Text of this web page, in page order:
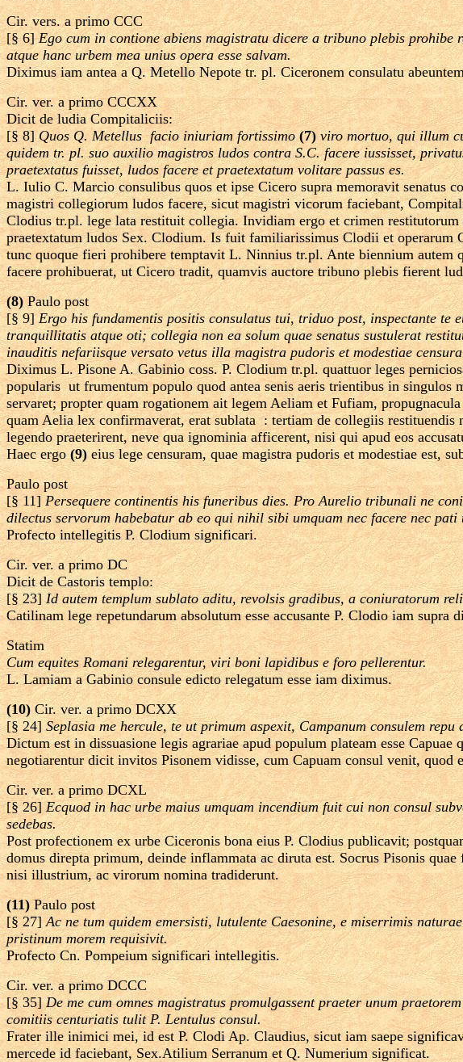
Cir. vers. a primo CCC
[§ 6]Ego cum in contione abiens magistratu dicere a tribuno plebis
atque hanc urbem mea unius opera esse salvam.
Diximus iam antea a Q. Metello Nepote tr. pl. Ciceronem consulatu
Cir. ver. a primo CCCXX
Dicit de ludia Compitaliciis:
[§ 8]Quos Q. Metellus ­ facio iniuriam fortissimo (7) viro mortuo, qui illum
quidem tr. pl. suo auxilio magistros ludos contra S.C. facere iussisset,
praetextatus fuisset, ludos facere et praetextatum volitare passus es.
L. Iulio C. Marcio consulibus quos et ipse Cicero supra memoravit senatus
magistri collegiorum ludos facere, sicut magistri vicorum faciebant,
Clodius tr.pl. lege lata restituit collegia. Invidiam ergo et crimen
praetextatum ludos Sex. Clodium. Is fuit familiarissimus Clodii et operarum
tunc quoque fieri prohibere temptavit L. Ninnius tr.pl. Ante biennium
facere prohibuerat, ut Cicero tradit, quamvis auctore tribuno plebis fierent
(8) Paulo post
[§ 9]Ergo his fundamentis positis consulatus tui, triduo post, inspectante
tranquillitatis atque oti; collegia non ea solum quae senatus sustulerat
inauditis nefariisque versato vetus illa magistra pudoris et modestiae
Diximus L. Pisone A. Gabinio coss. P. Clodium tr.pl. quattuor leges
popularis ­ ut frumentum populo quod antea senis aeris trientibus in
servaret; propter quam rogationem ait legem Aeliam et Fufiam,
quam Aelia lex confirmaverat, erat sublata ­ : tertiam de collegiis
legendo praeterirent, neve qua ignominia afficerent, nisi qui apud eos
Haec ergo (9) eius lege censuram, quae magistra pudoris et modestiae est,
Paulo post
[§ 11]Persequere continentis his funeribus dies. Pro Aurelio tribunali ne
dilectus servorum habebatur ab eo qui nihil sibi umquam nec facere nec pati
Profecto intellegitis P. Clodium significari.
Cir. ver. a primo DC
Dicit de Castoris templo:
[§ 23]Id autem templum sublato aditu, revolsis gradibus, a coniuratorum
Catilinam lege repetundarum absolutum esse accusante P. Clodio iam supra
Statim
Cum equites Romani relegarentur, viri boni lapidibus e foro pellerentur.
L. Lamiam a Gabinio consule edicto relegatum esse iam diximus.
(10) Cir. ver. a primo DCXX
[§ 24]Seplasia me hercule, te ut primum aspexit, Campanum consulem repu
Dictum est in dissuasione legis agrariae apud populum plateam esse
negotiarentur dicit invitos Pisonem vidisse, cum Capuam consul venit, quod
Cir. ver. a primo DCXL
[§ 26]Ecquod in hac urbe maius umquam incendium fuit cui non consul
sedebas.
Post profectionem ex urbe Ciceronis bona eius P. Clodius publicavit;
domus direpta primum, deinde inflammata ac diruta est. Socrus Pisonis
nisi illustrium, ac virorum nomina tradiderunt.
(11)Paulo post
[§ 27]Ac ne tum quidem emersisti, lutulente Caesonine, e miserrimis
pristinum morem requisivit.
Profecto Cn. Pompeium significari intellegitis.
Cir. ver. a primo DCCC
[§ 35]De me cum omnes magistratus promulgassent praeter unum
comitiis centuriatis tulit P. Lentulus consul.
Frater ille inimici mei, id est P. Clodi Ap. Claudius, sicut iam saepe
mercede id faciebant, Sex.Atilium Serranum et Q. Numerium significat.